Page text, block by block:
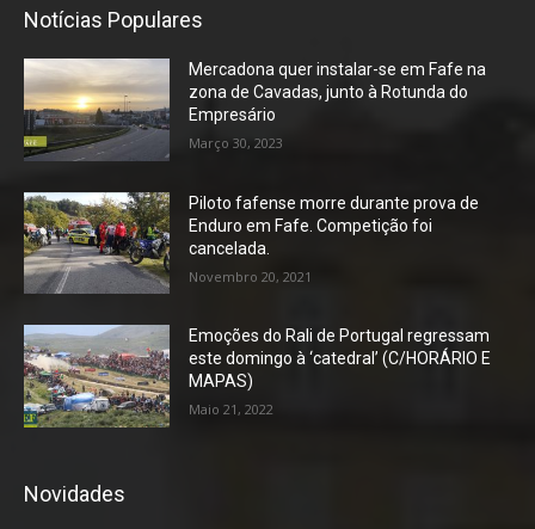
Notícias Populares
Mercadona quer instalar-se em Fafe na
zona de Cavadas, junto à Rotunda do
Empresário
Março 30, 2023
Piloto fafense morre durante prova de
Enduro em Fafe. Competição foi
cancelada.
Novembro 20, 2021
Emoções do Rali de Portugal regressam
este domingo à ‘catedral’ (C/HORÁRIO E
MAPAS)
Maio 21, 2022
Novidades